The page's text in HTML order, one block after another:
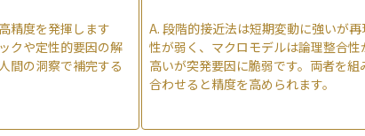
精度を発揮します
クや定性的要因の解
間の洞察で補完する
A.段階的接近法は短期変動に強いが再
性が弱く、マクロモデルは論理整合性
高いが突発要因に脆弱です。両者を組
合わせると精度を高められます。